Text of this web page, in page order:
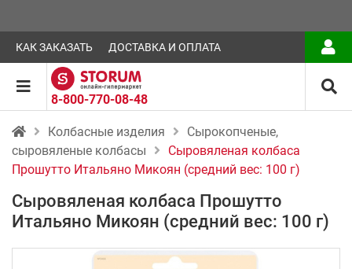
КАК ЗАКАЗАТЬ ДОСТАВКА И ОПЛАТА
8-800-770-08-48
Колбасные изделия
Сырокопченые,
сыровяленые колбасы
Сыровяленая колбаса
Прошутто Итальяно Микоян (средний вес: 100 г)
Сыровяленая колбаса Прошутто
Итальяно Микоян (средний вес: 100 г)